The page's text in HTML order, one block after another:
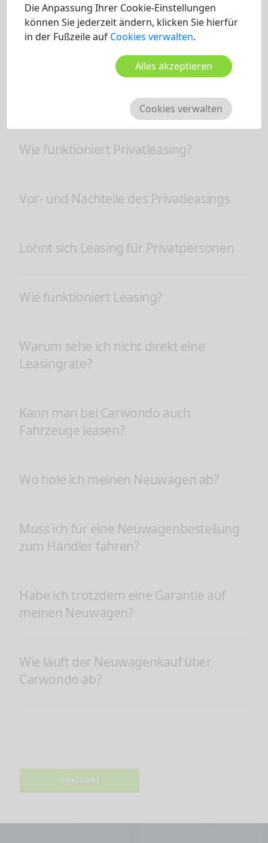
Die Anpassung Ihrer Cookie-Einstellungen
können Sie jederzeit ändern, klicken Sie hierfür
in der Fußzeile auf Cookies verwalten.
Alles akzeptieren
Cookies verwalten
Privat leasen ohne Anzahlung?
Was muss man beim Privatleasing
Wie funktioniert Privatleasing?
Vor- und Nachteile des Privatleasings
Lohnt sich Leasing für Privatpersonen
Wie funktioniert Leasing?
Warum sehe ich nicht direkt eine
Leasingrate?
Kann man bei Carwondo auch
Fahrzeuge leasen?
Wo hole ich meinen Neuwagen ab?
Muss ich für eine Neuwagenbestellung
zum Händler fahren?
Habe ich trotzdem eine Garantie auf
meinen Neuwagen?
Wie läuft der Neuwagenkauf über
Carwondo ab?
Übersicht